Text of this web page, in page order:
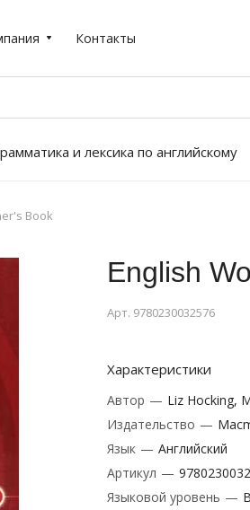
Контакты
и лексика по английскому
Book
English
Арт. 9780230032576
Характеристики
Автор — Liz Hocking,
Издательство —
Язык — Английский
Артикул —
Языковой уровень —